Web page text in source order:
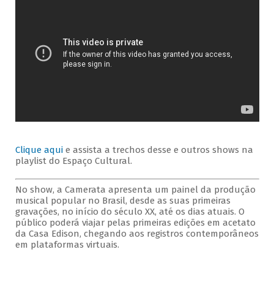
Clique aquie assista a trechos desse e outros shows na
playlist do Espaço Cultural.
No show, a Camerata apresenta um painel da produção
musical popular no Brasil, desde as suas primeiras
gravações, no início do século XX, até os dias atuais. O
público poderá viajar pelas primeiras edições em acetato
da Casa Edison, chegando aos registros contemporâneos
em plataformas virtuais.